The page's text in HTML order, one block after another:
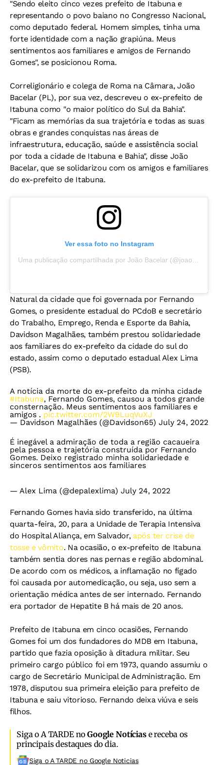
"Sendo eleito cinco vezes prefeito de Itabuna e
representando o povo baiano no Congresso Nacional,
como deputado federal. Homem simples, tinha uma
forte identidade com a nação grapiúna. Meus
sentimentos aos familiares e amigos de Fernando
Gomes", se posicionou Roma.
Correligionário e colega de Roma na Câmara, João
Bacelar (PL), por sua vez, descreveu o ex-prefeito de
Itabuna como "o maior político do Sul da Bahia".
"Ficam as memórias da sua trajetória e todas as suas
obras e grandes conquistas nas áreas de
infraestrutura, educação, saúde e assistência social
por toda a cidade de Itabuna e Bahia", disse João
Bacelar, que se solidarizou com os amigos e familiares
do ex-prefeito de Itabuna.
Ver essa foto no Instagram
Natural da cidade que foi governada por Fernando
Gomes, o presidente estadual do PCdoB e secretário
do Trabalho, Emprego, Renda e Esporte da Bahia,
Davidson Magalhães, também prestou solidariedade
aos familiares do ex-prefeito da cidade do sul do
estado, assim como o deputado estadual Alex Lima
(PSB).
A notícia da morte do ex-prefeito da minha cidade
#Itabuna, Fernando Gomes, causou a todos grande
consternação. Meus sentimentos aos familiares e
amigos . pic.twitter.com/2W9LuqVuXJ
— Davidson Magalhães (@Davidson65) July 24, 2022
É inegável a admiração de toda a região cacaueira
pela pessoa e trajetória construída por Fernando
Gomes. Deixo registrado minha solidariedade e
sinceros sentimentos aos familiares
— Alex Lima (@depalexlima) July 24, 2022
Fernando Gomes havia sido transferido, na última
quarta-feira, 20, para a Unidade de Terapia Intensiva
do Hospital Aliança, em Salvador, após ter crise de
tosse e vômito. Na ocasião, o ex-prefeito de Itabuna
também sentia dores nas pernas e região abdominal.
De acordo com os médicos, a inflamação no fígado
foi causada por automedicação, ou seja, uso sem a
orientação médica antes de ser internado. Fernando
era portador de Hepatite B há mais de 20 anos.
Prefeito de Itabuna em cinco ocasiões, Fernando
Gomes foi um dos fundadores do MDB em Itabuna,
partido que fazia oposição à ditadura militar. Seu
primeiro cargo público foi em 1973, quando assumiu o
cargo de Secretário Municipal de Administração. Em
1978, disputou sua primeira eleição para prefeito de
Itabuna e saiu vitorioso. Fernando deixa viúva e seis
filhos.
Siga o A TARDE noGoogle Notíciase receba os
principais destaques do dia.
Siga o A TARDE no Google Noticias